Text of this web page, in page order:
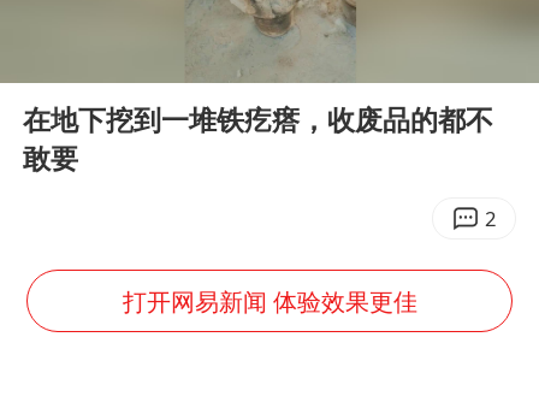
用AI造出新病毒意味着什么
女子被狗舔脚确诊三级暴露 医生回应
Play
在地下挖到一堆铁疙瘩，收废品的都不
敢要
2
打开网易新闻 体验效果更佳